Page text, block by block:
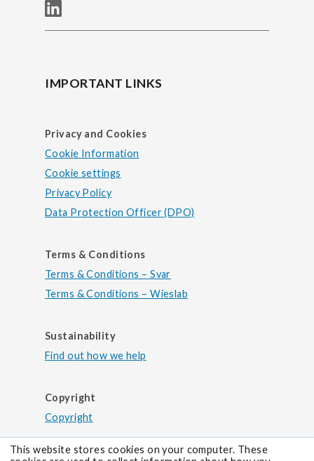
This website stores cookies on your computer. These
IMPORTANT LINKS
Privacy and Cookies
Cookie Information
Cookie settings
Privacy Policy
Data Protection Officer (DPO)
Terms & Conditions
Terms & Conditions – Svar
Terms & Conditions – Wieslab
Sustainability
Find out how we help
Copyright
Copyright